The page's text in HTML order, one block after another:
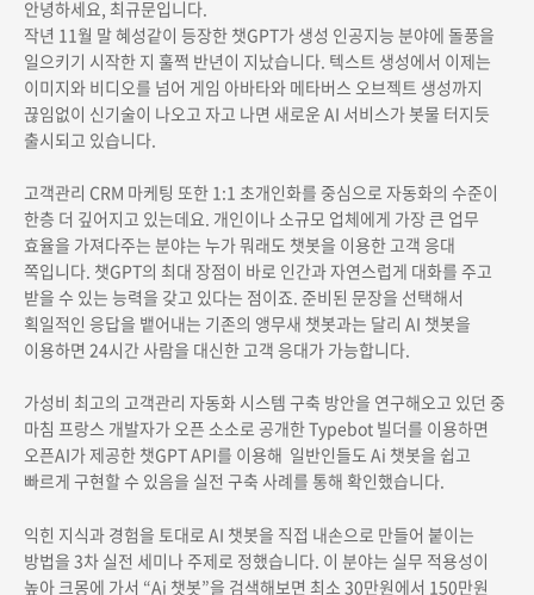
안녕하세요, 최규문입니다.
작년 11월 말 혜성같이 등장한 챗GPT가 생성 인공지능 분야에 돌풍을
일으키기 시작한 지 훌쩍 반년이 지났습니다. 텍스트 생성에서 이제는
이미지와 비디오를 넘어 게임 아바타와 메타버스 오브젝트 생성까지
끊임없이 신기술이 나오고 자고 나면 새로운 AI 서비스가 봇물 터지듯
출시되고 있습니다.
고객관리 CRM 마케팅 또한 1:1 초개인화를 중심으로 자동화의 수준이
한층 더 깊어지고 있는데요. 개인이나 소규모 업체에게 가장 큰 업무
효율을 가져다주는 분야는 누가 뭐래도 챗봇을 이용한 고객 응대
쪽입니다. 챗GPT의 최대 장점이 바로 인간과 자연스럽게 대화를 주고
받을 수 있는 능력을 갖고 있다는 점이죠. 준비된 문장을 선택해서
획일적인 응답을 뱉어내는 기존의 앵무새 챗봇과는 달리 AI 챗봇을
이용하면 24시간 사람을 대신한 고객 응대가 가능합니다.
가성비 최고의 고객관리 자동화 시스템 구축 방안을 연구해오고 있던 중
마침 프랑스 개발자가 오픈 소소로 공개한 Typebot 빌더를 이용하면
오픈AI가 제공한 챗GPT API를 이용해 일반인들도 Ai 챗봇을 쉽고
빠르게 구현할 수 있음을 실전 구축 사례를 통해 확인했습니다.
익힌 지식과 경험을 토대로 AI 챗봇을 직접 내손으로 만들어 붙이는
방법을 3차 실전 세미나 주제로 정했습니다. 이 분야는 실무 적용성이
높아 크몽에 가서 “Ai 챗봇”을 검색해보면 최소 30만원에서 150만원